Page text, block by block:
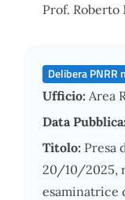
Prof. Roberto
Delibera
Ufficio: Area
Data
Titolo: Presa
20/10/2025,
esaminatrice